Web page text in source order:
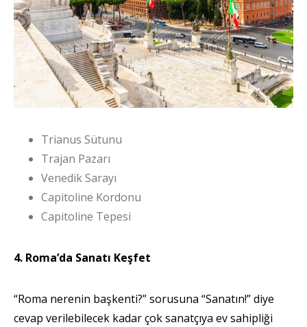
Trianus Sütunu
Trajan Pazarı
Venedik Sarayı
Capitoline Kordonu
Capitoline Tepesi
4. Roma’da Sanatı Keşfet
“Roma nerenin başkenti?” sorusuna “Sanatın!” diye
cevap verilebilecek kadar çok sanatçıya ev sahipliği